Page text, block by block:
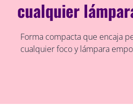
cualquier
Forma compacta que encaja
cualquier foco y lámpara